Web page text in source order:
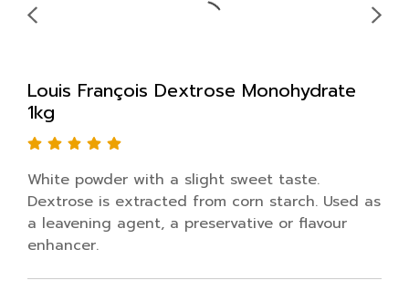
Louis François Dextrose Monohydrate
1kg
White powder with a slight sweet taste.
Dextrose is extracted from corn starch. Used as
a leavening agent, a preservative or flavour
enhancer.